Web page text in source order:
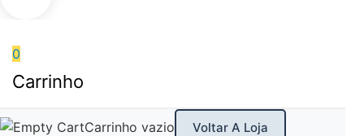
0
Carrinho
Carrinho vazio Voltar A Loja